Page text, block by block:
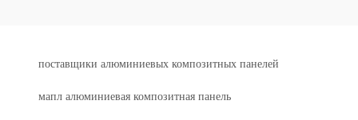
поставщики алюминиевых композитных панелей
мапл алюминиевая композитная панель